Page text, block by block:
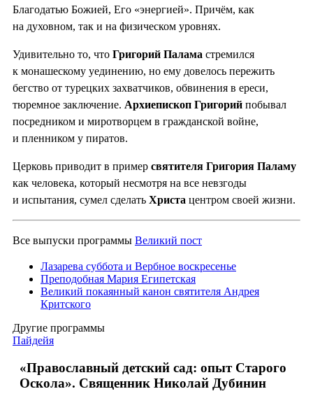
Благодатью Божией, Его «энергией». Причём, как
на духовном, так и на физическом уровнях.
Удивительно то, что Григорий Палама стремился
к монашескому уединению, но ему довелось пережить
бегство от турецких захватчиков, обвинения в ереси,
тюремное заключение. Архиепископ Григорий побывал
посредником и миротворцем в гражданской войне,
и пленником у пиратов.
Церковь приводит в пример святителя Григория Паламу
как человека, который несмотря на все невзгоды
и испытания, сумел сделать Христа центром своей жизни.
Все выпуски программы Великий пост
Лазарева суббота и Вербное воскресенье
Преподобная Мария Египетская
Великий покаянный канон святителя Андрея
Критского
Другие программы
Пайдейя
«Православный детский сад: опыт Старого
Оскола». Священник Николай Дубинин